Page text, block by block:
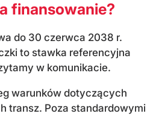
finansowanie?
do 30 czerwca 2038 r.
to stawka referencyjna
w komunikacie.
warunków dotyczących
transz. Poza standardowymi